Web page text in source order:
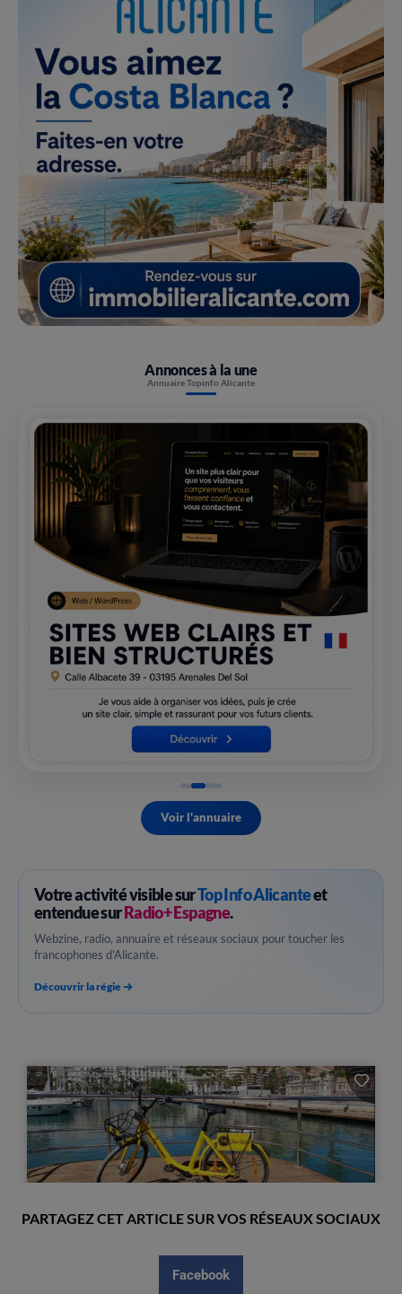
Annonces à la une
Annuaire Topinfo Alicante
Voir l'annuaire
Votre activité visible surTop Info Alicanteet
entendue surRadio+ Espagne.
Webzine, radio, annuaire et réseaux sociaux pour toucher les
francophones d'Alicante.
Découvrir la régie
PARTAGEZ CET ARTICLE SUR VOS RÉSEAUX SOCIAUX
Facebook